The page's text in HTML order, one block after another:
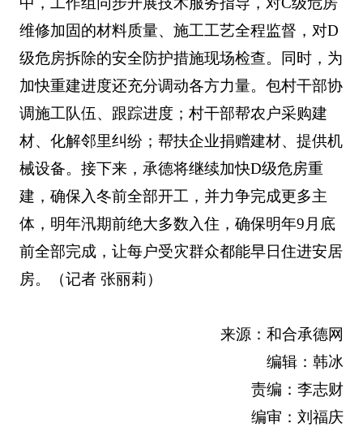
维修加固的材料质量、施工工艺全程监督，对D
级危房拆除的安全防护措施现场检查。同时，为
加快重建进度还充分调动各方力量。包村干部协
调施工队伍、跟踪进度；村干部帮农户采购建
材、化解邻里纠纷；帮扶企业捐赠建材、提供机
械设备。接下来，承德将继续加快D级危房重
建，确保入冬前全部开工，并力争完成更多主
体，明年汛期前绝大多数入住，确保明年9月底
前全部完成，让每户受灾群众都能早日住进安居
房。
（记者 张丽莉）
来源：和合承德网
编辑：韩冰
责编：李志财
编审：刘福庆